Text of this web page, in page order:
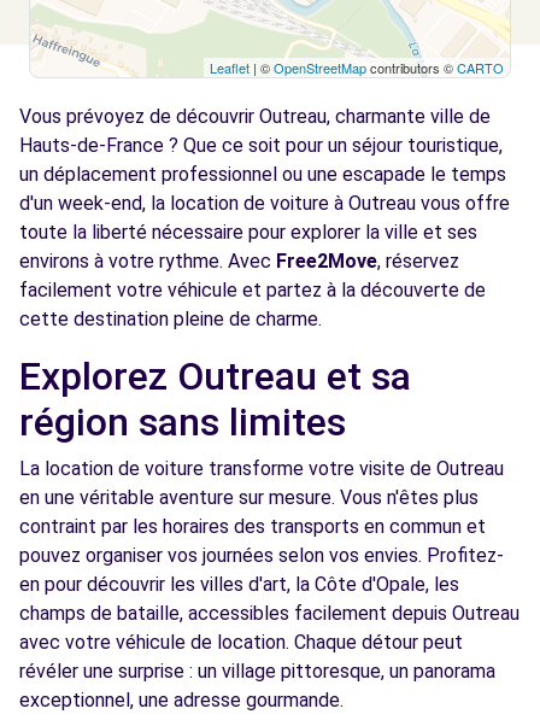
Leaflet | ©OpenStreetMapcontributors ©CARTO
Vous prévoyez de découvrir Outreau, charmante ville de
Hauts-de-France ? Que ce soit pour un séjour touristique,
un déplacement professionnel ou une escapade le temps
d'un week-end, la location de voiture à Outreau vous offre
toute la liberté nécessaire pour explorer la ville et ses
environs à votre rythme. Avec Free2Move, réservez
facilement votre véhicule et partez à la découverte de
cette destination pleine de charme.
Explorez Outreau et sa
région sans limites
La location de voiture transforme votre visite de Outreau
en une véritable aventure sur mesure. Vous n'êtes plus
contraint par les horaires des transports en commun et
pouvez organiser vos journées selon vos envies. Profitez-
en pour découvrir les villes d'art, la Côte d'Opale, les
champs de bataille, accessibles facilement depuis Outreau
avec votre véhicule de location. Chaque détour peut
révéler une surprise : un village pittoresque, un panorama
exceptionnel, une adresse gourmande.